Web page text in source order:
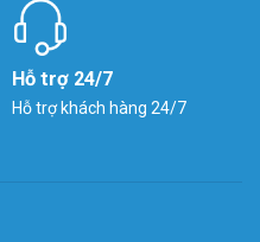
Hỗ trợ 24/7
Hỗ trợ khách hàng 24/7